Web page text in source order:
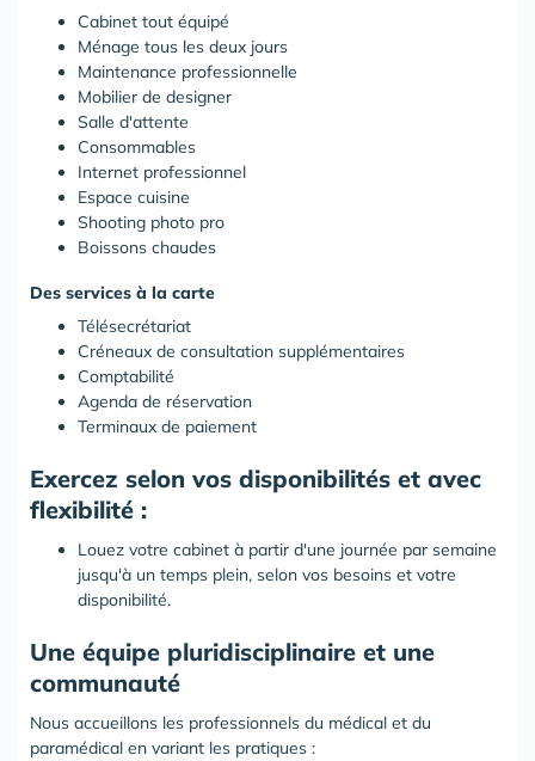
Cabinet tout équipé
Ménage tous les deux jours
Maintenance professionnelle
Mobilier de designer
Salle d'attente
Consommables
Internet professionnel
Espace cuisine
Shooting photo pro
Boissons chaudes
Des services à la carte
Télésecrétariat
Créneaux de consultation supplémentaires
Comptabilité
Agenda de réservation
Terminaux de paiement
Exercez selon vos disponibilités et avec
flexibilité :
Louez votre cabinet à partir d'une journée par semaine
jusqu'à un temps plein, selon vos besoins et votre
disponibilité.
Une équipe pluridisciplinaire et une
communauté
Nous accueillons les professionnels du médical et du
paramédical en variant les pratiques :